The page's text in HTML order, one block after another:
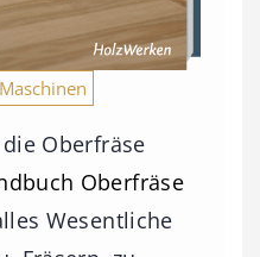
Oberfräse
Oberfräse
Wesentliche